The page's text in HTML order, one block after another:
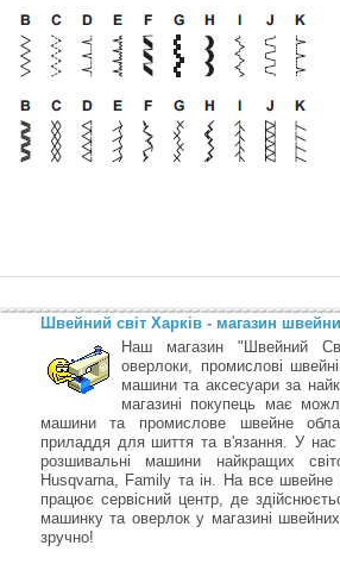
Швейний світ Харків - магазин
Наш магазин "Швейний
оверлоки, промислові
машини та аксесуари за
магазині покупець має
машини та промислове швейне
приладдя для шиття та в'язання. У
розшивальні машини найкращих
Husqvarna, Family та ін. На все швейне
працює сервісний центр, де
машинку та оверлок у магазині
зручно!